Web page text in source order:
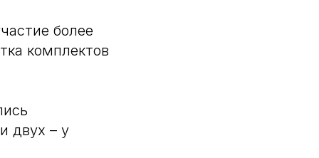
более
комплектов
двух – у